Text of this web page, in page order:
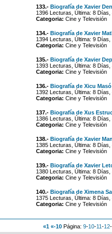
133.- Biografía de Xavier
1396 Lecturas, Última: 8
Categoria: Cine y Televisión
134.- Biografía de Xavier
1394 Lecturas, Última: 9
Categoria: Cine y Televisión
135.- Biografía de Xavier
1393 Lecturas, Última: 8
Categoria: Cine y Televisión
136.- Biografía de Xicu Masó
1392 Lecturas, Última: 8
Categoria: Cine y Televisión
137.- Biografía de Xus
1386 Lecturas, Última: 8
Categoria: Cine y Televisión
138.- Biografía de Xavier
1385 Lecturas, Última: 8
Categoria: Cine y Televisión
139.- Biografía de Xavier
1380 Lecturas, Última: 8
Categoria: Cine y Televisión
140.- Biografía de Ximena
1375 Lecturas, Última: 8
Categoria: Cine y Televisión
«1 «-10 Página: 9-10-11-12-